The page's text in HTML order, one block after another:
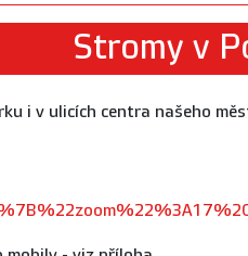
Stromy v
i v ulicích centra našeho